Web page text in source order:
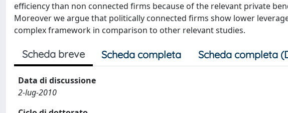
efficiency than non connected firms because of the relevant private
Moreover we argue that politically connected firms show lower
complex framework in comparison to other relevant studies.
Scheda breve Scheda completa Scheda completa
Data di discussione
2-lug-2010